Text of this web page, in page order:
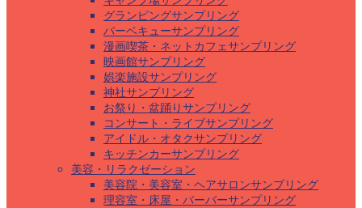
グランピングサンプリング
バーベキューサンプリング
漫画喫茶・ネットカフェサンプリング
映画館サンプリング
娯楽施設サンプリング
神社サンプリング
お祭り・盆踊りサンプリング
コンサート・ライブサンプリング
アイドル・オタクサンプリング
キッチンカーサンプリング
美容・リラクゼーション
美容院・美容室・ヘアサロンサンプリング
理容室・床屋・バーバーサンプリング